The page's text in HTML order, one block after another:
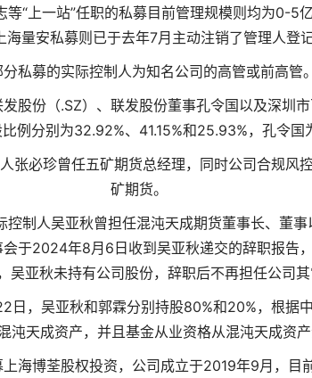
“上一站”任职的私募目前管理规模则均为0-5
海量安私募则已于去年7月主动注销了管理人登记
私募的实际控制人为知名公司的高管或前高管。
股份（.SZ）、联发股份董事孔令国以及深圳
例分别为32.92%、41.15%和25.93%，孔令国
张必珍曾任五矿期货总经理，同时公司合规风
矿期货。
控制人吴亚秋曾担任混沌天成期货董事长、董
于2024年8月6日收到吴亚秋递交的辞职报告
吴亚秋未持有公司股份，辞职后不再担任公司其
日，吴亚秋和郭霖分别持股80%和20%，根据
天成资产，并且基金从业资格从混沌天成资产
海博荃股权投资，公司成立于2019年9月，目